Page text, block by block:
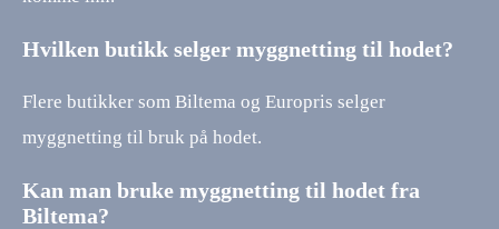
Hvilken butikk selger myggnetting til hodet?
Flere butikker som Biltema og Europris selger
myggnetting til bruk på hodet.
Kan man bruke myggnetting til hodet fra
Biltema?